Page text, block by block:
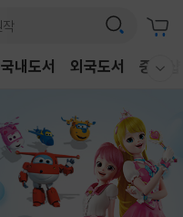
국내도서 외국도서 중고샵